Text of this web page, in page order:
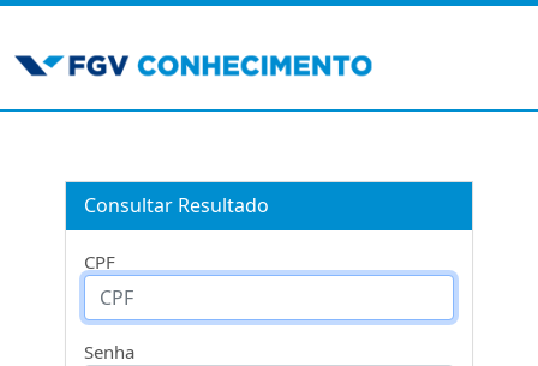
Consultar Resultado
CPF
Senha